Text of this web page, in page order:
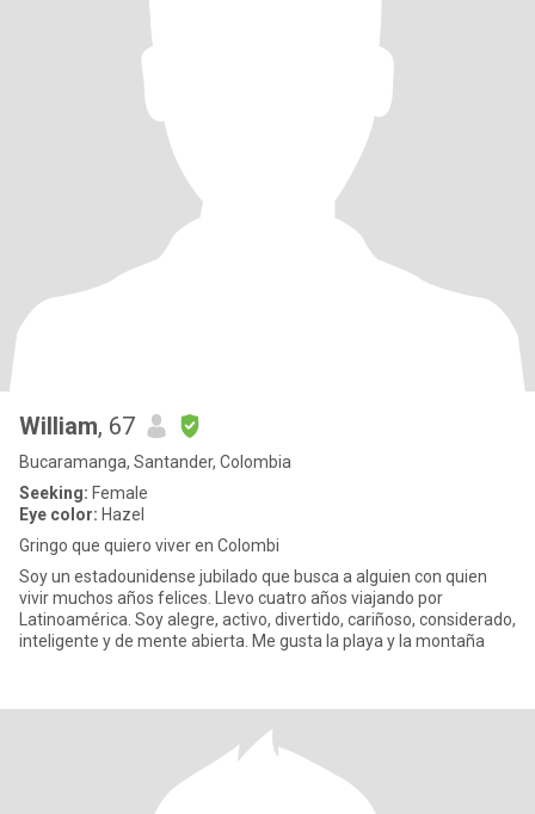
William, 67
Bucaramanga, Santander, Colombia
Seeking: Female
Eye color: Hazel
Gringo que quiero viver en Colombi
Soy un estadounidense jubilado que busca a alguien con quien
vivir muchos años felices. Llevo cuatro años viajando por
Latinoamérica. Soy alegre, activo, divertido, cariñoso, considerado,
inteligente y de mente abierta. Me gusta la playa y la montaña